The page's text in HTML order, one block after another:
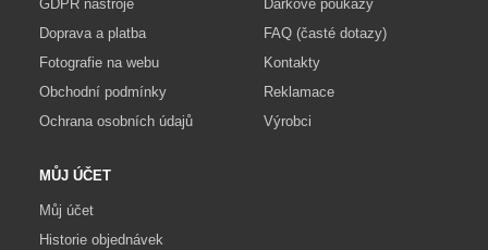
GDPR nástroje
Doprava a platba
Fotografie na webu
Obchodní podmínky
Ochrana osobních údajů
Dárkové poukazy
FAQ (časté dotazy)
Kontakty
Reklamace
Výrobci
MŮJ ÚČET
Můj účet
Historie objednávek